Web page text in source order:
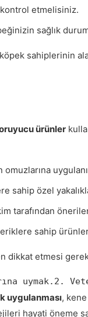
etmelisiniz.
sağlık
köpek
ürünler
omuzlarına
sahip özel
tarafından
sahip
dikkat etmesi
uymak.2.
uygulanması,
hayati öneme